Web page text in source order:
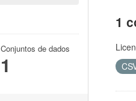
Conjuntos de dados
1
1